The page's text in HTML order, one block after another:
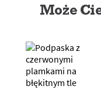
Może